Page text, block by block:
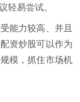
轻易尝试。
能力较高、并且
资炒股可以作为
模，抓住市场机